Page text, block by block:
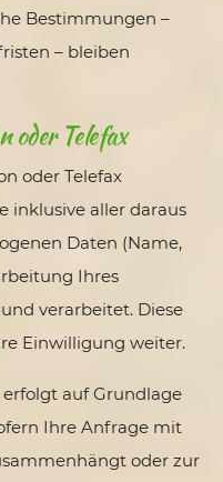
Bestimmungen –
– bleiben
oder Telefax
oder Telefax
inklusive aller daraus
Daten (Name,
Ihres
verarbeitet. Diese
Einwilligung weiter.
auf Grundlage
Ihre Anfrage mit
oder zur